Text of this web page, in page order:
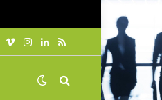
VimeoInstagram
LinkedIn
RSS